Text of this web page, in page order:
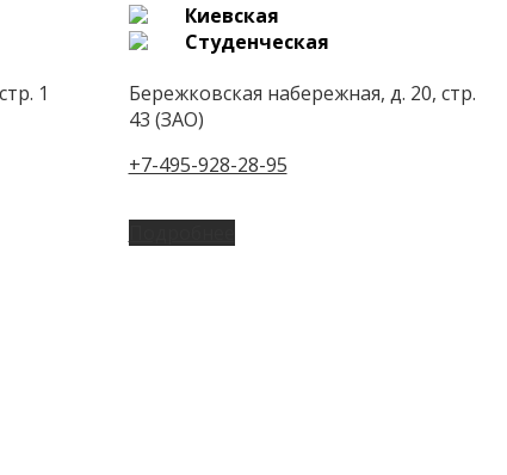
1
Киевская
Студенческая
Бережковская набережная, д. 20, стр.
43 (ЗАО)
+7-495-928-28-95